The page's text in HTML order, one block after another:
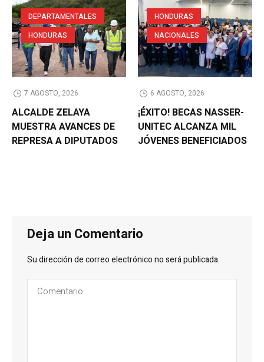
DEPARTAMENTALES
HONDURAS
7 AGOSTO, 2026
ALCALDE ZELAYA
MUESTRA AVANCES DE
REPRESA A DIPUTADOS
HONDURAS
NACIONALES
6 AGOSTO, 2026
¡ÉXITO! BECAS NASSER-
UNITEC ALCANZA MIL
JÓVENES BENEFICIADOS
Deja un Comentario
Su dirección de correo electrónico no será publicada.